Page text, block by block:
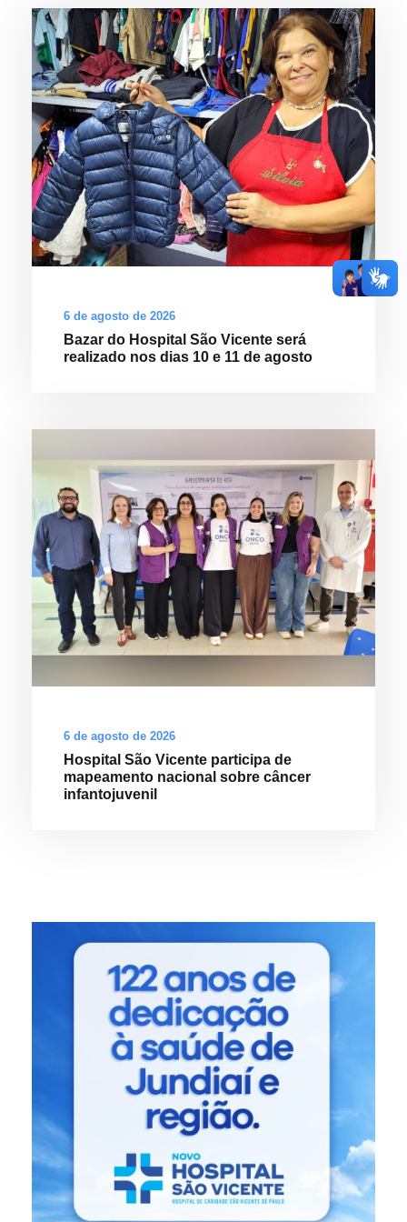
6 de agosto de 2026
Bazar do Hospital São Vicente será
realizado nos dias 10 e 11 de agosto
6 de agosto de 2026
Hospital São Vicente participa de
mapeamento nacional sobre câncer
infantojuvenil